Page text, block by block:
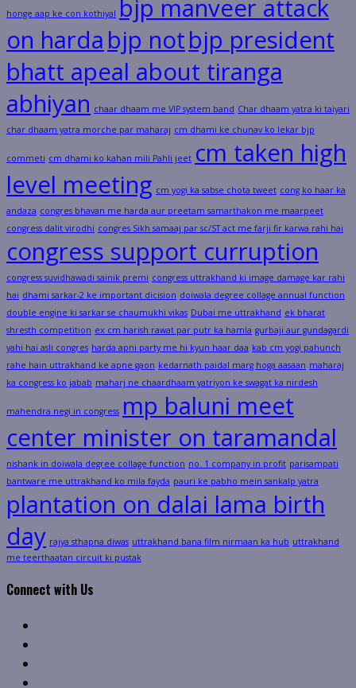
honge aap ke con kothiyal bjp manveer attack
on harda bjp notbjp president
bhatt apeal about tiranga
abhiyan chaar dhaam me VIP system band Char dhaam yatra ki taiyari
char dhaam yatra morche par maharaj cm dhami ke chunav ko lekar bjp
commeti cm dhami ko kahan mili Pahli jeet cm taken high
level meeting cm yogi ka sabse chota tweet cong ko haar ka
andaza congres bhavan me harda aur preetam samarthakon me maarpeet
congress dalit virodhi congres Sikh samaaj par sc/ST act me farji fir karwa rahi hai
congress support curruption
congress suvidhawadi sainik premi congress uttrakhand ki image damage kar rahi
hai dhami sarkar-2 ke important dicision doiwala degree collage annual function
double engine ki sarkar se chaumukhi vikas Dubai me uttrakhand ek bharat
shresth competition ex cm harish rawat par putr ka hamla gurbaji aur gundagardi
yahi hai asli congres harda apni party me hi kyun haar daa kab cm yogi pahunch
rahe hain uttrakhand ke apne gaon kedarnath paidal marg hoga aasaan maharaj
ka congress ko jabab maharj ne chaardhaam yatriyon ke swagat ka nirdesh
mahendra negi in congress mp baluni meet
center minister on taramandal
nishank in doiwala degree collage function no. 1 company in profit parisampati
bantware me uttrakhand ko mila fayda pauri ke pabho mein sankalp yatra
plantation on dalai lama birth
day rajya sthapna diwas uttrakhand bana film nirmaan ka hub uttrakhand
me teerthaatan circuit ki pustak
Connect with Us